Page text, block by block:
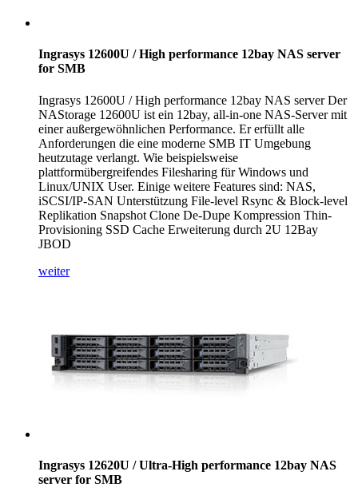
Ingrasys 12600U / High performance 12bay NAS server
for SMB
Ingrasys 12600U / High performance 12bay NAS server Der
NAStorage 12600U ist ein 12bay, all-in-one NAS-Server mit
einer außergewöhnlichen Performance. Er erfüllt alle
Anforderungen die eine moderne SMB IT Umgebung
heutzutage verlangt. Wie beispielsweise
plattformübergreifendes Filesharing für Windows und
Linux/UNIX User. Einige weitere Features sind: NAS,
iSCSI/IP-SAN Unterstützung File-level Rsync & Block-level
Replikation Snapshot Clone De-Dupe Kompression Thin-
Provisioning SSD Cache Erweiterung durch 2U 12Bay
JBOD
weiter
Ingrasys 12620U / Ultra-High performance 12bay NAS
server for SMB